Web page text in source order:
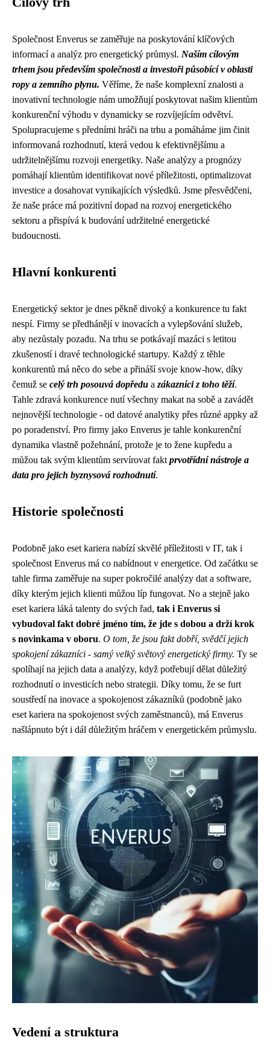
Společnost Enverus se zaměřuje na poskytování klíčových
informací a analýz pro energetický průmysl. Naším cílovým
trhem jsou především společnosti a investoři působící v oblasti
ropy a zemního plynu. Věříme, že naše komplexní znalosti a
inovativní technologie nám umožňují poskytovat našim klientům
konkurenční výhodu v dynamicky se rozvíjejícím odvětví.
Spolupracujeme s předními hráči na trhu a pomáháme jim činit
informovaná rozhodnutí, která vedou k efektivnějšímu a
udržitelnějšímu rozvoji energetiky. Naše analýzy a prognózy
pomáhají klientům identifikovat nové příležitosti, optimalizovat
investice a dosahovat vynikajících výsledků. Jsme přesvědčeni,
že naše práce má pozitivní dopad na rozvoj energetického
sektoru a přispívá k budování udržitelné energetické
budoucnosti.
Hlavní konkurenti
Energetický sektor je dnes pěkně divoký a konkurence tu fakt
nespí. Firmy se předhánějí v inovacích a vylepšování služeb,
aby nezůstaly pozadu. Na trhu se potkávají mazáci s letitou
zkušeností i dravé technologické startupy. Každý z těhle
konkurentů má něco do sebe a přináší svoje know-how, díky
čemuž se celý trh posouvá dopředu a zákazníci z toho těží.
Tahle zdravá konkurence nutí všechny makat na sobě a zavádět
nejnovější technologie - od datové analytiky přes různé appky až
po poradenství. Pro firmy jako Enverus je tahle konkurenční
dynamika vlastně požehnání, protože je to žene kupředu a
můžou tak svým klientům servírovat fakt prvotřídní nástroje a
data pro jejich byznysová rozhodnutí.
Historie společnosti
Podobně jako eset kariera nabízí skvělé příležitosti v IT, tak i
společnost Enverus má co nabídnout v energetice. Od začátku se
tahle firma zaměřuje na super pokročilé analýzy dat a software,
díky kterým jejich klienti můžou líp fungovat. No a stejně jako
eset kariera láká talenty do svých řad, tak i Enverus si
vybudoval fakt dobré jméno tím, že jde s dobou a drží krok
s novinkama v oboru. O tom, že jsou fakt dobří, svědčí jejich
spokojení zákazníci - samý velký světový energetický firmy. Ty se
spolíhají na jejich data a analýzy, když potřebují dělat důležitý
rozhodnutí o investicích nebo strategii. Díky tomu, že se furt
soustředí na inovace a spokojenost zákazníků (podobně jako
eset kariera na spokojenost svých zaměstnanců), má Enverus
našlápnuto být i dál důležitým hráčem v energetickém průmyslu.
Vedení a struktura